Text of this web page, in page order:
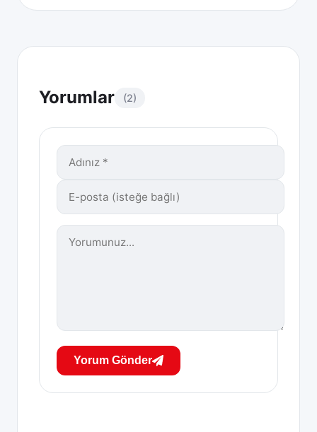
Yorumlar (2)
Yorum Gönder